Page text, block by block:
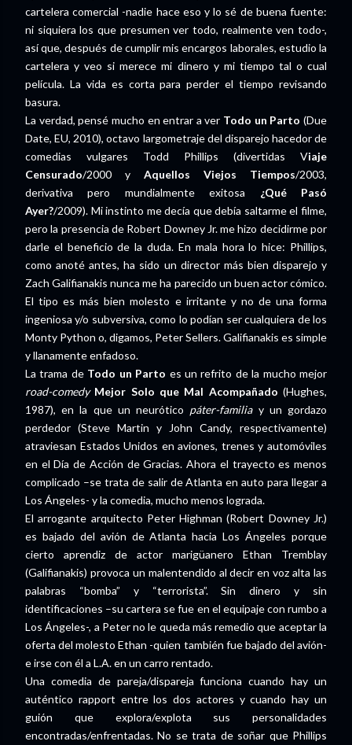
cartelera comercial -nadie hace eso y lo sé de buena fuente:
ni siquiera los que presumen ver todo, realmente ven todo-,
así que, después de cumplir mis encargos laborales, estudio la
cartelera y veo si merece mi dinero y mi tiempo tal o cual
película. La vida es corta para perder el tiempo revisando
basura.
La verdad, pensé mucho en entrar a ver Todo un Parto (Due
Date, EU, 2010), octavo largometraje del disparejo hacedor de
comedias vulgares Todd Phillips (divertidas Viaje
Censurado/2000 y Aquellos Viejos Tiempos/2003,
derivativa pero mundialmente exitosa ¿Qué Pasó
Ayer?/2009). Mi instinto me decía que debía saltarme el filme,
pero la presencia de Robert Downey Jr. me hizo decidirme por
darle el beneficio de la duda. En mala hora lo hice: Phillips,
como anoté antes, ha sido un director más bien disparejo y
Zach Galifianakis nunca me ha parecido un buen actor cómico.
El tipo es más bien molesto e irritante y no de una forma
ingeniosa y/o subversiva, como lo podían ser cualquiera de los
Monty Python o, digamos, Peter Sellers. Galifianakis es simple
y llanamente enfadoso.
La trama de Todo un Parto es un refrito de la mucho mejor
road-comedy Mejor Solo que Mal Acompañado (Hughes,
1987), en la que un neurótico páter-familiay un gordazo
perdedor (Steve Martin y John Candy, respectivamente)
atraviesan Estados Unidos en aviones, trenes y automóviles
en el Día de Acción de Gracias. Ahora el trayecto es menos
complicado –se trata de salir de Atlanta en auto para llegar a
Los Ángeles- y la comedia, mucho menos lograda.
El arrogante arquitecto Peter Highman (Robert Downey Jr.)
es bajado del avión de Atlanta hacia Los Ángeles porque
cierto aprendiz de actor marigüanero Ethan Tremblay
(Galifianakis) provoca un malentendido al decir en voz alta las
palabras “bomba” y “terrorista”. Sin dinero y sin
identificaciones –su cartera se fue en el equipaje con rumbo a
Los Ángeles-, a Peter no le queda más remedio que aceptar la
oferta del molesto Ethan -quien también fue bajado del avión-
e irse con él a L.A. en un carro rentado.
Una comedia de pareja/dispareja funciona cuando hay un
auténtico rapport entre los dos actores y cuando hay un
guión que explora/explota sus personalidades
encontradas/enfrentadas. No se trata de soñar que Phillips